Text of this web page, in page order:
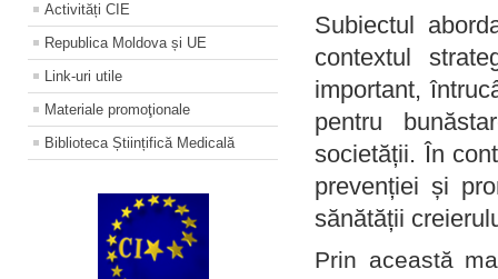
Activități CIE
Republica Moldova și UE
Link-uri utile
Materiale promoţionale
Biblioteca Științifică Medicală
Subiectul
contextul
important,
pentru
societății. În
prevenției și
sănătății
Prin această